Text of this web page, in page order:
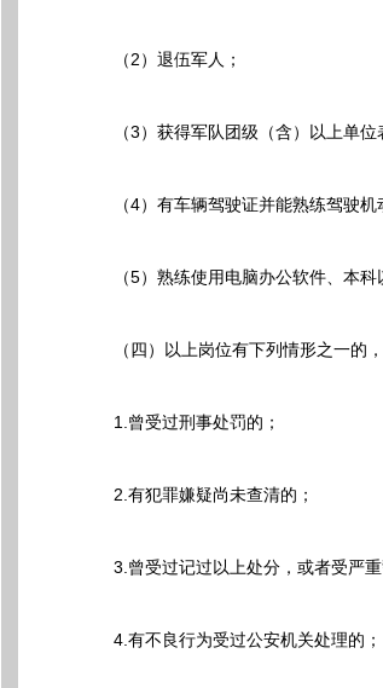
（2）退伍军人；
（3）获得军队团级（含）以上单位
（4）有车辆驾驶证并能熟练驾驶机
（5）熟练使用电脑办公软件、本科
（四）以上岗位有下列情形之一的，
1.曾受过刑事处罚的；
2.有犯罪嫌疑尚未查清的；
3.曾受过记过以上处分，或者受严重
4.有不良行为受过公安机关处理的；